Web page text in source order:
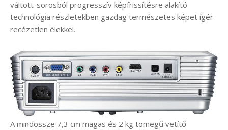
váltott-sorosból progresszív képfrissítésre alakító
technológia részletekben gazdag természetes képet ígér
recézetlen élekkel.
A mindössze 7,3 cm magas és 2 kg tömegű vetítő